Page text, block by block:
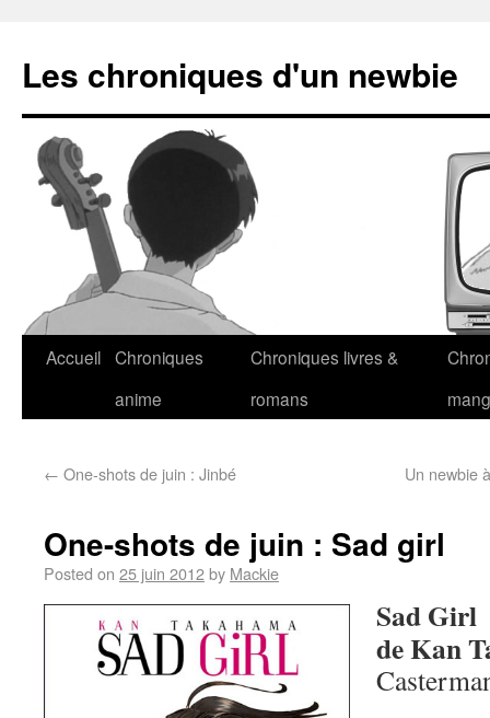
Les chroniques d'un newbie
Accueil Chroniques
anime
Chroniques livres &
romans
← One-shots de juin : Jinbé Un newbie
One-shots de juin : Sad girl
Posted on 25 juin 2012by Mackie
Sad Girl
de Kan